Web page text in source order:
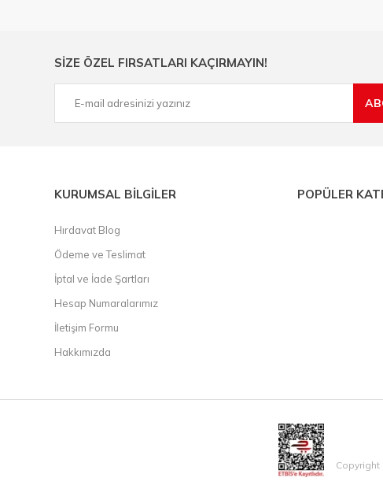
çelik cetvel, tel fırça, kalem havya, karot uç, pafta takımları,
SİZE ÖZEL FIRSATLARI KAÇIRMAYIN!
KURUMSAL BİLGİLER
Hırdavat Blog
Ödeme ve Teslimat
İptal ve İade Şartları
Hesap Numaralarımız
İletişim Formu
Hakkımızda
POPÜLER
Copyright